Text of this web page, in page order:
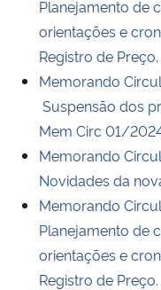
Planalto
Planejamento de
orientações e
Registro de Preço.
Memorando
Suspensão dos
Mem Circ 01/
Memorando
Novidades da
Memorando
Planejamento de
orientações e
Registro de Preço.